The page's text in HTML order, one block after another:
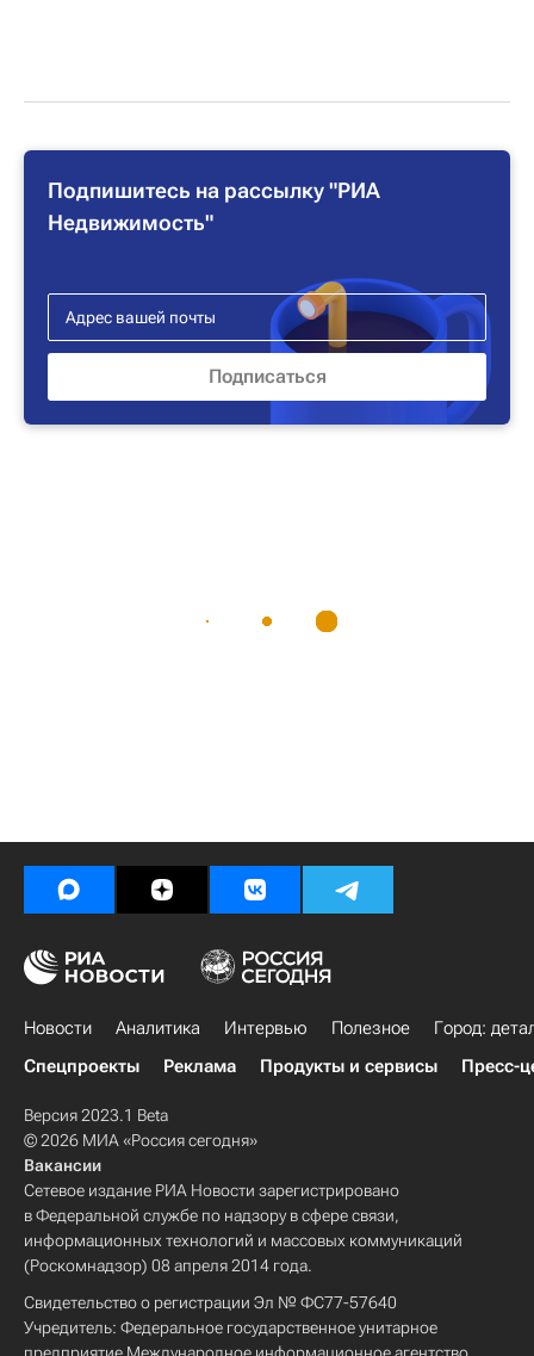
Подпишитесь на рассылку "РИА
Недвижимость"
Новости Аналитика Интервью Полезное
Город:
Спецпроекты
Реклама Продукты и сервисы Пресс-
Версия 2023.1 Beta
© 2026 МИА «Россия сегодня»
Вакансии
Сетевое издание РИА Новости зарегистрировано
в Федеральной службе по надзору в сфере связи,
информационных технологий и массовых коммуникаций
(Роскомнадзор) 08 апреля 2014 года.
Свидетельство о регистрации Эл № ФС77-57640
Учредитель: Федеральное государственное унитарное